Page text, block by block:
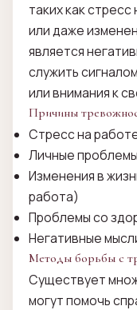
таких как
или даже
является
служить
или внимания к
Причины
Стресс на
Личные
Изменения в
работа)
Проблемы со
Негативные
Методы борьбы с
Существует
могут помочь